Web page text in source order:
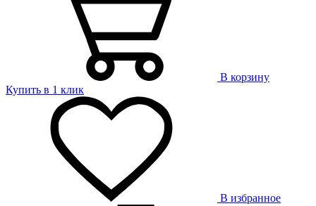
В корзину
Купить в 1 клик
В избранное